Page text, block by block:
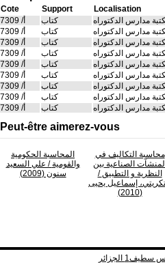
Cote Support
Localisation
أ/ 7309
كتاب
مدارس الدكتوراه
أ/ 7309
كتاب
مدارس الدكتوراه
أ/ 7309
كتاب
مدارس الدكتوراه
أ/ 7309
كتاب
مدارس الدكتوراه
أ/ 7309
كتاب
مدارس الدكتوراه
أ/ 7309
كتاب
مدارس الدكتوراه
أ/ 7309
كتاب
مدارس الدكتوراه
أ/ 7309
كتاب
مدارس الدكتوراه
أ/ 7309
كتاب مدارس الدكتوراه
Peut-être aimerez-vous
المحاسبة الحكومية
والقومية/ علي السعيد
سنون (2009)
محاسبة التكاليف في
الصناعية بين
النظرية و التطبيق/
إسماعيل يحيى
(2010)